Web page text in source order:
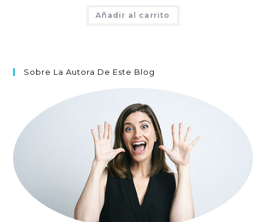
Añadir al carrito
Sobre La Autora De Este Blog